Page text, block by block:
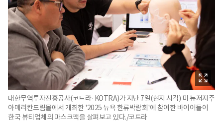
대한무역투자진흥공사(코트라·KOTRA)가 지난 7일(현지 시각) 미 뉴저지주
아메리칸드림몰에서 개최한 '2025 뉴욕 한류박람회'에 참여한 바이어들이
한국 뷰티업체의 마스크팩을 살펴보고 있다./코트라